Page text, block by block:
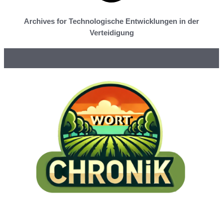
Archives for Technologische Entwicklungen in der
Verteidigung